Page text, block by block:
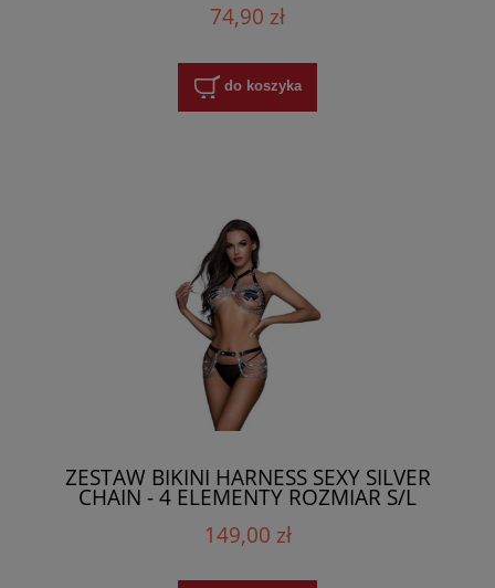
74,90 zł
do koszyka
ZESTAW BIKINI HARNESS SEXY SILVER
CHAIN - 4 ELEMENTY ROZMIAR S/L
149,00 zł